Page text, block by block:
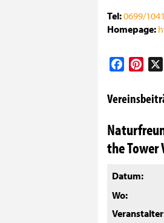
Tel 0699/
Homepage
Facebook
the Tower
Datum
Wo
Veranstalter